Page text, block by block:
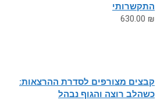
התקשרותי
630.00 ₪
קבצים מצורפים לסדרת ההרצאות:
כשהלב רוצה והגוף נבהל